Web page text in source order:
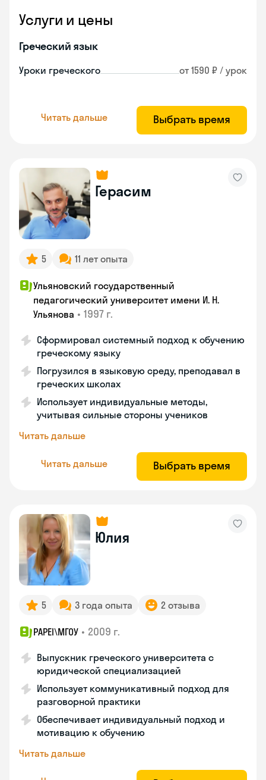
Услуги и цены
Греческий язык
Уроки греческого от 1590 ₽ / урок
Читать дальше Выбрать время
Герасим
5 11 лет опыта
Ульяновский государственный
педагогический университет имени И. Н.
Ульянова • 1997 г.
Сформировал системный подход к обучению
греческому языку
Погрузился в языковую среду, преподавал в
греческих школах
Использует индивидуальные методы,
учитывая сильные стороны учеников
Читать дальше
Читать дальше Выбрать время
Юлия
5 3 года опыта 2 отзыва
PAPEI\MГОУ • 2009 г.
Выпускник греческого университета с
юридической специализацией
Использует коммуникативный подход для
разговорной практики
Обеспечивает индивидуальный подход и
мотивацию к обучению
Читать дальше